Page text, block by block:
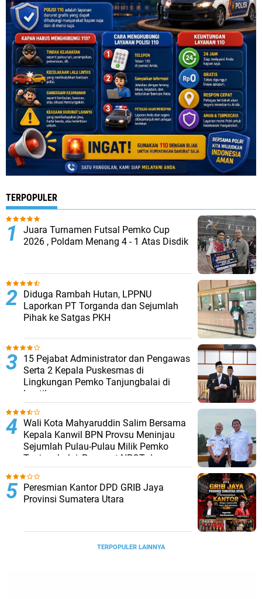
TERPOPULER
Juara Turnamen Futsal Pemko Cup
2026 , Poldam Menang 4 - 1 Atas Disdik
Diduga Rambah Hutan, LPPNU
Laporkan PT Torganda dan Sejumlah
Pihak ke Satgas PKH
15 Pejabat Administrator dan Pengawas
Serta 2 Kepala Puskesmas di
Lingkungan Pemko Tanjungbalai di
Lantik
Wali Kota Mahyaruddin Salim Bersama
Kepala Kanwil BPN Provsu Meninjau
Sejumlah Pulau-Pulau Milik Pemko
Tanjungbalai, Percepat NPGT dan
Sertifikasi Aset
Peresmian Kantor DPD GRIB Jaya
Provinsi Sumatera Utara
TERPOPULER LAINNYA